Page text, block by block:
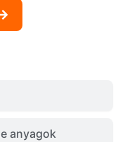
anyagok